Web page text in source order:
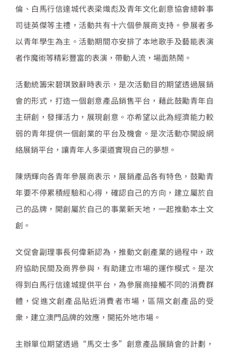
倫、白馬行信達城代表梁熾彪及青年文化創意協會總幹事
司徒英傑等主禮，活動共有十六個參展商支持。參展者多
以青年學生為主。活動期間亦安排了本地歌手及藝能表演
者作魔術等精彩豐富的表演，帶動人流，場面熱鬧。
活動統籌宋碧琪致辭時表示，是次活動目的期望透過展銷
會的形式，打造一個創意產品銷售平台，藉此鼓勵青年自
主研創，發揮活力，展現創意。亦希望以此為經濟能力較
弱的青年提供一個創業的平台及機會。是次活動亦開設網
絡展銷平台，讓青年人多渠道實現自己的夢想。
陳炳輝向各青年參展商表示，展銷產品各有特色，鼓勵青
年要不停累積經驗和心得，確認自己的方向，建立屬於自
己的品牌，開創屬於自己的事業新天地，一起推動本土文
創。
文促會副理事長何偉新認為，推動文創產業的過程中，政
府協助民間及商界參與，有助建立市場的運作模式。是次
得到白馬行信達城提供平台，為參展商接觸不同的消費群
體，促進文創產品貼近消費者市場，區隔文創產品的受
衆，建立澳門品牌的效應，開拓外地市場。
主辦單位期望透過 “馬交士多” 創意產品展銷會的計劃，